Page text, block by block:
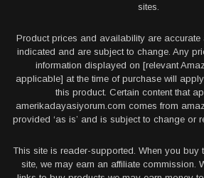
sites.
Product prices and availability are accurate
indicated and are subject to change. Any
information displayed on [relevant
applicable] at the time of purchase will
this product. Certain content that
amerikadayasiyorum.com comes from
provided ‘as is’ and is subject to change or
This site is reader-supported. When you buy
site, we may earn an affiliate commission.